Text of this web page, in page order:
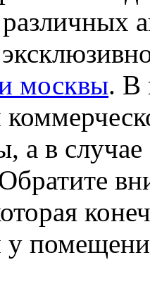
москвы. В
а в случае
у